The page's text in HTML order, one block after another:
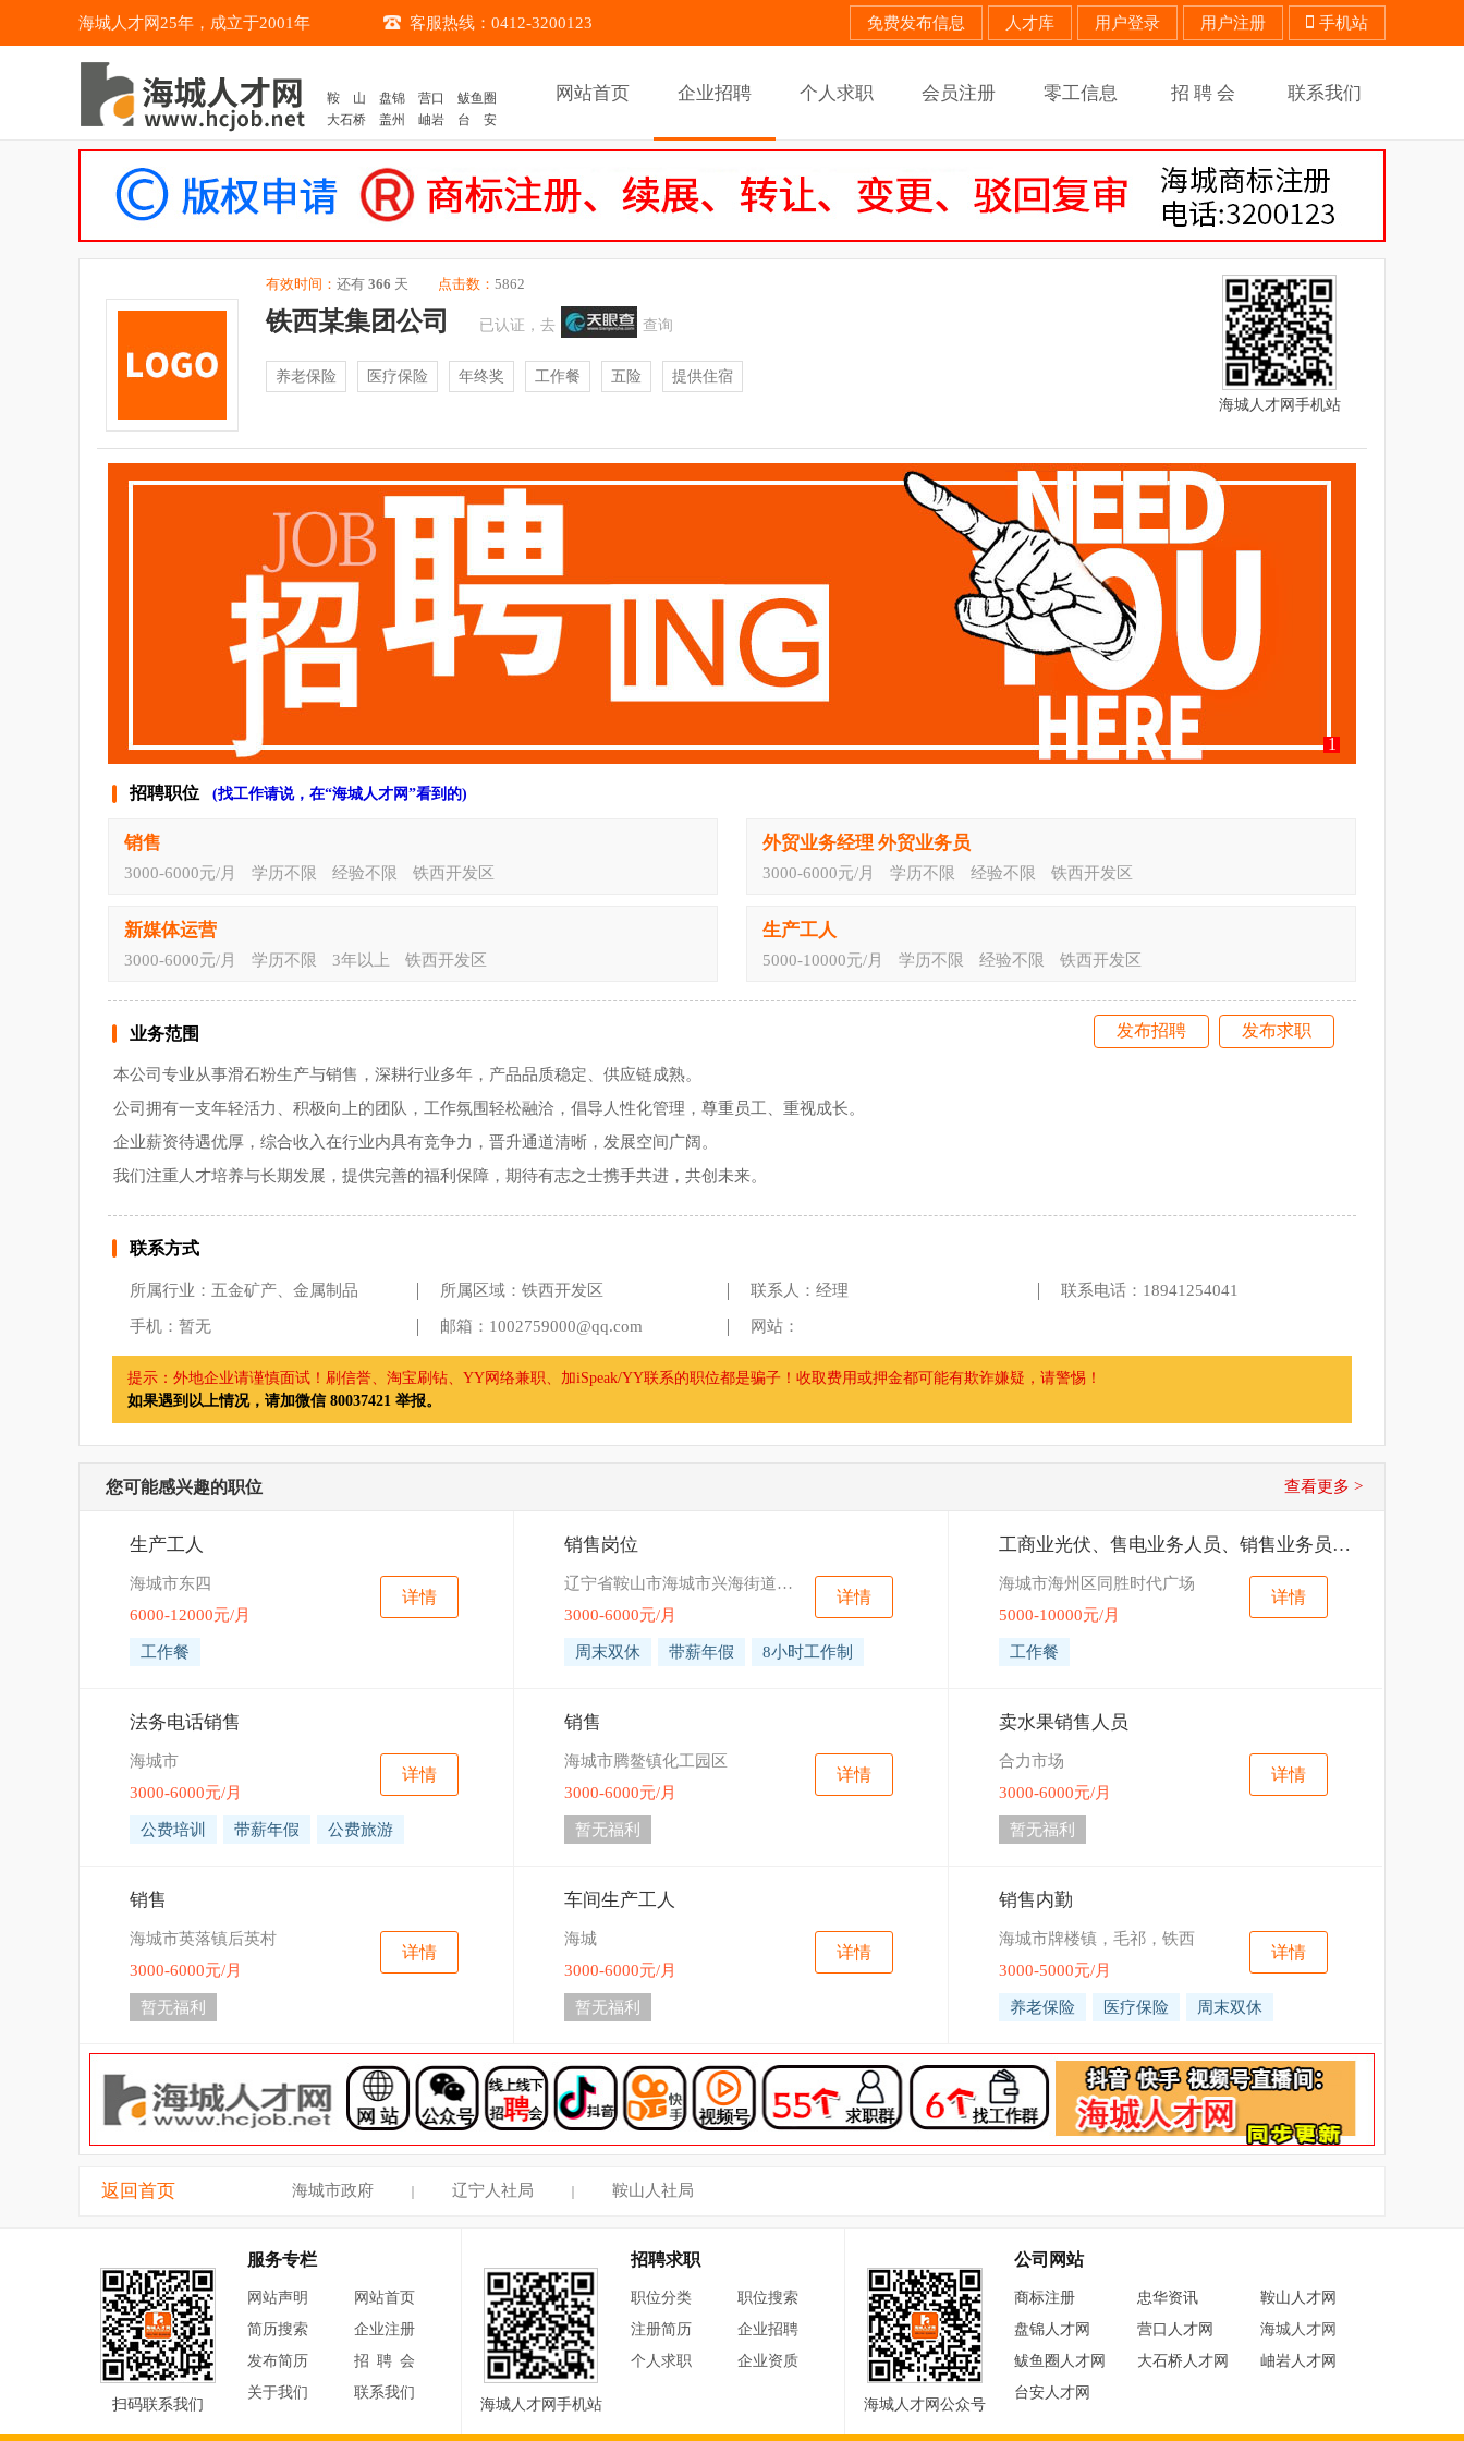
海城人才网25年，成立于2001年 客服热线：0412-3200123 免费发布信息 人才库 用户登录 用户注册 手机站
鞍 山 盘锦 营口
鲅鱼圈
大石桥
盖州 岫岩 台 安
网站首页 企业招聘 个人求职 会员注册 零工信息 招 聘 会 联系我们
有效时间： 还有 366 天 点击数： 5862
铁西某集团公司 已认证，去 查询
养老保险 医疗保险 年终奖 工作餐 五险
提供住宿
海城人才网手机站
招聘职位 (找工作请说，在“海城人才网”看到的)
销售
3000-6000元/月 学历不限 经验不限 铁西开发区
外贸业务经理 外贸业务员
3000-6000元/月 学历不限 经验不限 铁西开发区
新媒体运营
3000-6000元/月 学历不限 3年以上 铁西开发区
生产工人
5000-10000元/月 学历不限 经验不限 铁西开发区
发布招聘 发布求职
业务范围
本公司专业从事滑石粉生产与销售，深耕行业多年，产品品质稳定、供应链成熟。
公司拥有一支年轻活力、积极向上的团队，工作氛围轻松融洽，倡导人性化管理，尊重员工、重视成长。
企业薪资待遇优厚，综合收入在行业内具有竞争力，晋升通道清晰，发展空间广阔。
我们注重人才培养与长期发展，提供完善的福利保障，期待有志之士携手共进，共创未来。
联系方式
所属行业：五金矿产、金属制品 所属区域：铁西开发区 联系人：经理 联系电话：18941254041
手机：暂无 邮箱：1002759000@qq.com 网站：
提示：外地企业请谨慎面试！刷信誉、淘宝刷钻、YY网络兼职、加iSpeak/YY联系的职位都是骗子！收取费用或押金都可能有欺诈嫌疑，请警惕！
如果遇到以上情况，请加微信 80037421 举报。
您可能感兴趣的职位 查看更多 >
生产工人
海城市东四
6000-12000元/月
详情
工作餐
销售岗位
辽宁省鞍山市海城市兴海街道世纪名郡1号楼1号门市
3000-6000元/月
详情
周末双休 带薪年假 8小时工作制
工商业光伏、售电业务人员、销售业务员合伙人
海城市海州区同胜时代广场
5000-10000元/月
详情
工作餐
法务电话销售
海城市
3000-6000元/月
详情
公费培训 带薪年假 公费旅游
销售
海城市腾鳌镇化工园区
3000-6000元/月
详情
暂无福利
卖水果销售人员
合力市场
3000-6000元/月
详情
暂无福利
销售
海城市英落镇后英村
3000-6000元/月
详情
暂无福利
车间生产工人
海城
3000-6000元/月
详情
暂无福利
销售内勤
海城市牌楼镇，毛祁，铁西
3000-5000元/月
详情
养老保险 医疗保险 周末双休
返回首页 海城市政府 辽宁人社局 鞍山人社局
扫码联系我们
服务专栏
网站声明
网站首页
简历搜索
企业注册
发布简历
招聘会
关于我们
联系我们
海城人才网手机站
招聘求职
职位分类
职位搜索
注册简历
企业招聘
个人求职
企业资质
海城人才网公众号
公司网站
商标注册 忠华资讯
鞍山人才网
盘锦人才网
营口人才网
海城人才网
鲅鱼圈人才网
大石桥人才网
岫岩人才网
台安人才网